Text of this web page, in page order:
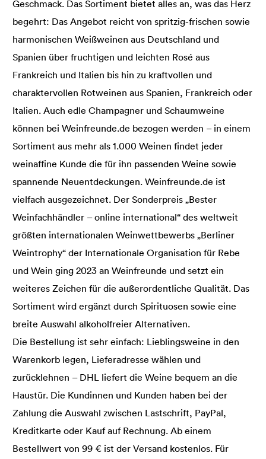
Geschmack. Das Sortiment bietet alles an, was das Herz
begehrt: Das Angebot reicht von spritzig-frischen sowie
harmonischen Weißweinen aus Deutschland und
Spanien über fruchtigen und leichten Rosé aus
Frankreich und Italien bis hin zu kraftvollen und
charaktervollen Rotweinen aus Spanien, Frankreich oder
Italien. Auch edle Champagner und Schaumweine
können bei Weinfreunde.de bezogen werden – in einem
Sortiment aus mehr als 1.000 Weinen findet jeder
weinaffine Kunde die für ihn passenden Weine sowie
spannende Neuentdeckungen. Weinfreunde.de ist
vielfach ausgezeichnet. Der Sonderpreis „Bester
Weinfachhändler – online international“ des weltweit
größten internationalen Weinwettbewerbs „Berliner
Weintrophy“ der Internationale Organisation für Rebe
und Wein ging 2023 an Weinfreunde und setzt ein
weiteres Zeichen für die außerordentliche Qualität. Das
Sortiment wird ergänzt durch Spirituosen sowie eine
breite Auswahl alkoholfreier Alternativen.
Die Bestellung ist sehr einfach: Lieblingsweine in den
Warenkorb legen, Lieferadresse wählen und
zurücklehnen – DHL liefert die Weine bequem an die
Haustür. Die Kundinnen und Kunden haben bei der
Zahlung die Auswahl zwischen Lastschrift, PayPal,
Kreditkarte oder Kauf auf Rechnung. Ab einem
Bestellwert von 99 € ist der Versand kostenlos. Für